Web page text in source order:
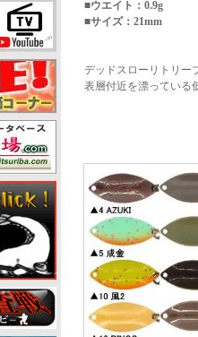
■ウエイト：0.9g
■サイズ：21mm
デッドスローリトリー
表層付近を漂っている